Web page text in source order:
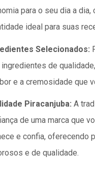
para o seu dia a dia,
ideal para suas
Selecionados:
de
e a cremosidade que
Piracanjuba: A
de uma marca que
e confia, oferecendo
e de qualidade.